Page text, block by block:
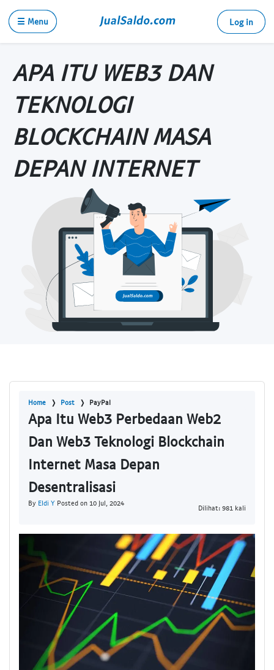
☰ Menu Log in
APA ITU WEB3 DAN
TEKNOLOGI
BLOCKCHAIN MASA
DEPAN INTERNET
Home Post PayPal
Apa Itu Web3 Perbedaan Web2
Dan Web3 Teknologi Blockchain
Internet Masa Depan
Desentralisasi
By Eldi Y Posted on 10 Jul, 2024
Dilihat: 981 kali